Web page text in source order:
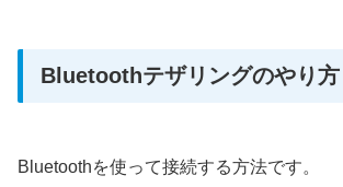
Bluetoothテザリングのやり方
Bluetoothを使って接続する方法です。